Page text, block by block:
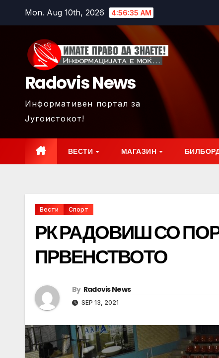
Mon. Aug 10th, 2026 4:56:36 AM
Radovis News
Информативен портал за
Југоистокот!
ВЕСТИ МАГАЗИН
Вести Спорт
РК РАДОВИШ СО
ПРВЕНСТВОТО
By Radovis News
SEP 13, 2021